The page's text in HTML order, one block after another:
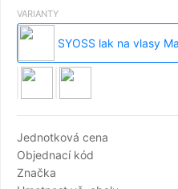
VARIANTY
SYOSS lak na vlasy
Jednotková cena
Objednací kód
Značka